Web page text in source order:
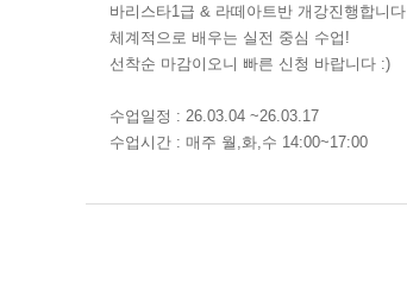
바리스타1급 & 라떼아트반 개강진행합니다
체계적으로 배우는 실전 중심 수업!
선착순 마감이오니 빠른 신청 바랍니다 :)
수업일정 : 26.03.04 ~26.03.17
수업시간 : 매주 월,화,수 14:00~17:00